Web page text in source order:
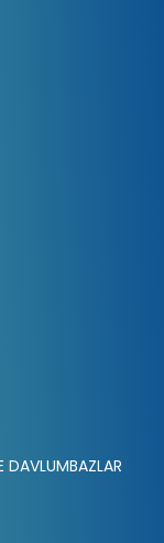
DAVLUMBAZLAR